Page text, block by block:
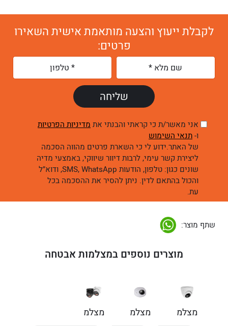
לקבלת ייעוץ והצעה מותאמת אישית השאירו
פרטים:
אני מאשר/ת כי קראתי והבנתי את מדיניות הפרטיות
ו-תנאי השימוש
של האתר.ידוע לי כי השארת פרטים מהווה הסכמה
ליצירת קשר עימי, לרבות דיוור שיווקי, באמצעי מדיה
שונים כגון: טלפון, הודעות SMS, WhatsApp, ודוא״ל
והכול בהתאם לדין. ניתן להסיר את ההסכמה בכל
עת.
שתף מוצר:
מוצרים נוספים במצלמות אבטחה
מצלמת
מצלמת
מצלמת